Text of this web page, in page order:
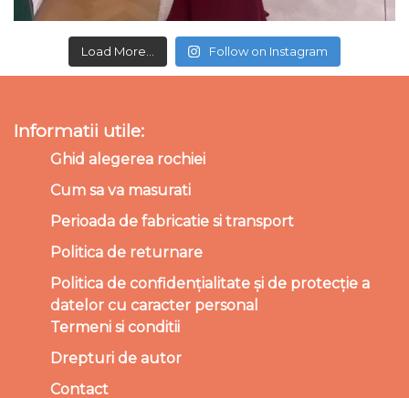
Load More... Follow on Instagram
Informatii utile:
Ghid alegerea rochiei
Cum sa va masurati
Perioada de fabricatie si transport
Politica de returnare
Politica de confidențialitate și de protecție a
datelor cu caracter personal
Termeni si conditii
Drepturi de autor
Contact